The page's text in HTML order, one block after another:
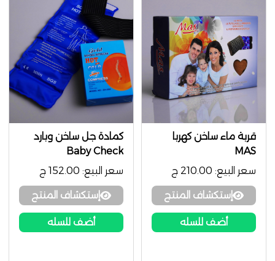
قربة ماء ساخن كهربا
MAS
سعر البيع: 210.00 ج
إستكشاف المنتج
أضف للسله
كمادة جل ساخن وبارد
Baby Check
سعر البيع: 152.00 ج
إستكشاف المنتج
أضف للسله